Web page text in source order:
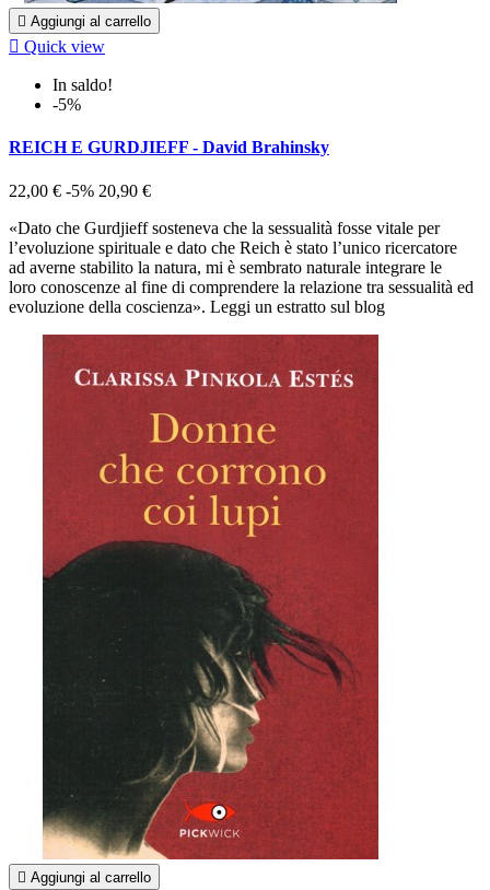
 Aggiungi al carrello
 Quick view
In saldo!
-5%
REICH E GURDJIEFF - David Brahinsky
22,00 € -5% 20,90 €
«Dato che Gurdjieff sosteneva che la sessualità fosse vitale per
l’evoluzione spirituale e dato che Reich è stato l’unico ricercatore
ad averne stabilito la natura, mi è sembrato naturale integrare le
loro conoscenze al fine di comprendere la relazione tra sessualità ed
evoluzione della coscienza». Leggi un estratto sul blog
 Aggiungi al carrello